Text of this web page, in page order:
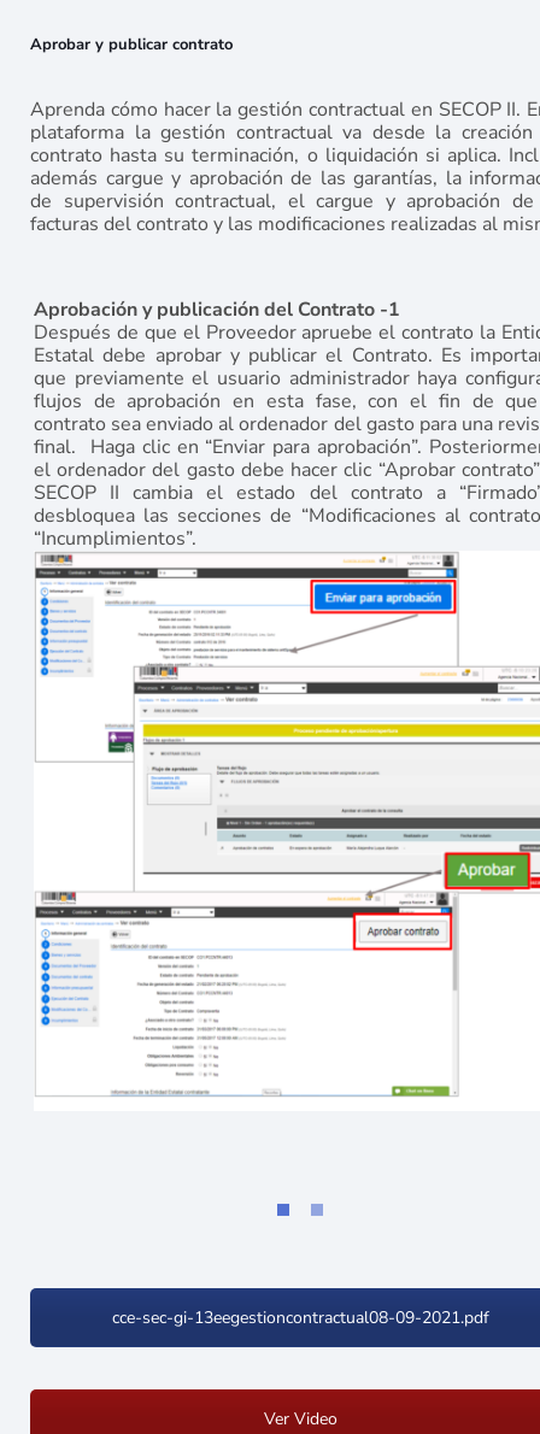
Aprobar y publicar contrato
Aprenda cómo hacer la gestión contractual en SECOP II.
plataforma la gestión contractual va desde la
contrato hasta su terminación, o liquidación si aplica.
además cargue y aprobación de las garantías, la
de supervisión contractual, el cargue y aprobación
facturas del contrato y las modificaciones realizadas al
Aprobación y publicación del Contrato -1
Después de que el Proveedor apruebe el contrato la
Estatal debe aprobar y publicar el Contrato. Es
que previamente el usuario administrador haya
flujos de aprobación en esta fase, con el fin de
contrato sea enviado al ordenador del gasto para una
final. Haga clic en “Enviar para aprobación”.
el ordenador del gasto debe hacer clic “Aprobar
SECOP II cambia el estado del contrato a
desbloquea las secciones de “Modificaciones al
“Incumplimientos”.
cce-sec-gi-13eegestioncontractual08-09-2021.pdf
Ver Video